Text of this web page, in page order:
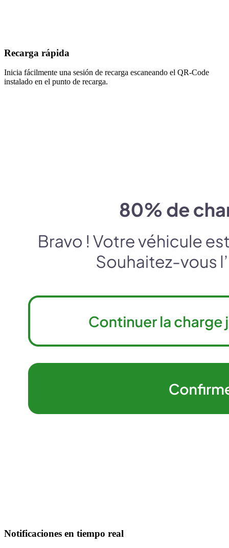
Recarga rápida
Inicia fácilmente una sesión de recarga escaneando el QR-Code
instalado en el punto de recarga.
Notificaciones en tiempo real